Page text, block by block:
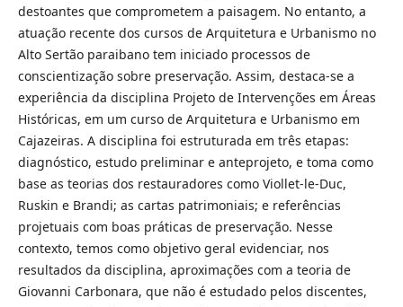
destoantes que comprometem a paisagem. No entanto, a
atuação recente dos cursos de Arquitetura e Urbanismo no
Alto Sertão paraibano tem iniciado processos de
conscientização sobre preservação. Assim, destaca-se a
experiência da disciplina Projeto de Intervenções em Áreas
Históricas, em um curso de Arquitetura e Urbanismo em
Cajazeiras. A disciplina foi estruturada em três etapas:
diagnóstico, estudo preliminar e anteprojeto, e toma como
base as teorias dos restauradores como Viollet-le-Duc,
Ruskin e Brandi; as cartas patrimoniais; e referências
projetuais com boas práticas de preservação. Nesse
contexto, temos como objetivo geral evidenciar, nos
resultados da disciplina, aproximações com a teoria de
Giovanni Carbonara, que não é estudado pelos discentes,